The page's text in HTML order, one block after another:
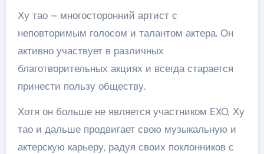
Ху тао – многосторонний артист с
неповторимым голосом и талантом актера. Он
активно участвует в различных
благотворительных акциях и всегда старается
принести пользу обществу.
Хотя он больше не является участником EXO, Ху
тао и дальше продвигает свою музыкальную и
актерскую карьеру, радуя своих поклонников с